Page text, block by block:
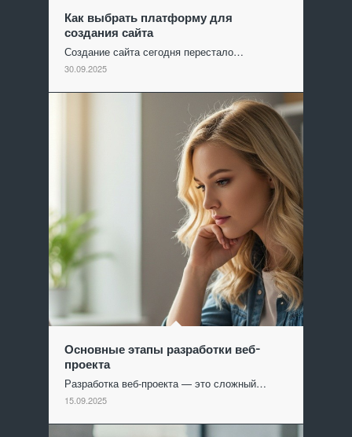
Как выбрать платформу для
создания сайта
Создание сайта сегодня перестало…
30.09.2025
Основные этапы разработки веб-
проекта
Разработка веб-проекта — это сложный…
15.09.2025